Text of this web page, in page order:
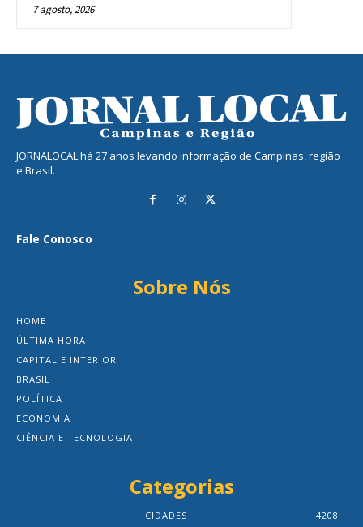
7 agosto, 2026
JORNALOCAL há 27 anos levando informação de Campinas, região
e Brasil.
Fale Conosco
Sobre Nós
HOME
ÚLTIMA HORA
CAPITAL E INTERIOR
BRASIL
POLÍTICA
ECONOMIA
CIÊNCIA E TECNOLOGIA
Categorias
CIDADES
4208